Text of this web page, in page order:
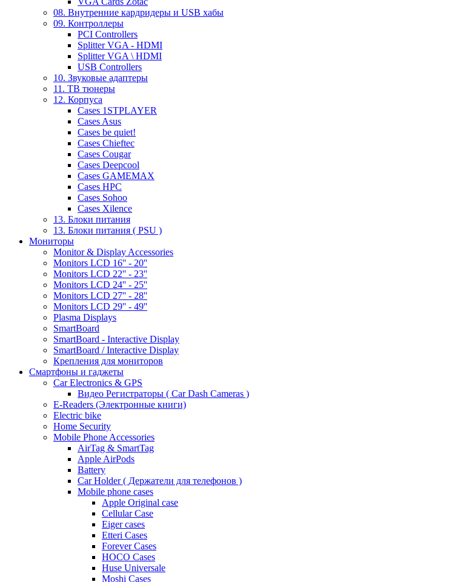
08. Внутренние кардридеры и USB хабы
09. Контроллеры
PCI Controllers
Splitter VGA - HDMI
Splitter VGA \ HDMI
USB Controllers
10. Звуковые адаптеры
11. ТВ тюнеры
12. Корпуса
Cases 1STPLAYER
Cases Asus
Cases be quiet!
Cases Chieftec
Cases Cougar
Cases Deepcool
Cases GAMEMAX
Cases HPC
Cases Sohoo
Cases Xilence
13. Блоки питания
13. Блоки питания ( PSU )
Мониторы
Monitor & Display Accessories
Monitors LCD 16'' - 20''
Monitors LCD 22'' - 23''
Monitors LCD 24'' - 25''
Monitors LCD 27'' - 28''
Monitors LCD 29'' - 49''
Plasma Displays
SmartBoard
SmartBoard - Interactive Display
SmartBoard / Interactive Display
Крепления для мониторов
Смартфоны и гаджеты
Car Electronics & GPS
Видео Регистраторы ( Car Dash Cameras )
E-Readers (Электронные книги)
Electric bike
Home Security
Mobile Phone Accessories
AirTag & SmartTag
Apple AirPods
Battery
Car Holder ( Держатели для телефонов )
Mobile phone cases
Apple Original case
Cellular Case
Eiger cases
Etteri Cases
Forever Cases
HOCO Cases
Huse Universale
Moshi Cases